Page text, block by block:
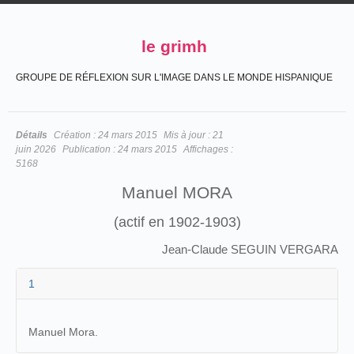
le grimh
GROUPE DE RÉFLEXION SUR L'IMAGE DANS LE MONDE HISPANIQUE
Détails Création : 24 mars 2015 Mis à jour : 21
juin 2026 Publication : 24 mars 2015 Affichages :
5168
Manuel MORA
(actif en 1902-1903)
Jean-Claude SEGUIN VERGARA
1
Manuel Mora.